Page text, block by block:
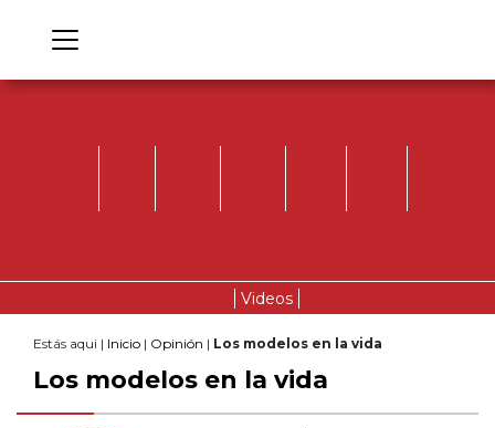
Videos
Estás aqui | Inicio | Opinión | Los modelos en la vida
Los modelos en la vida